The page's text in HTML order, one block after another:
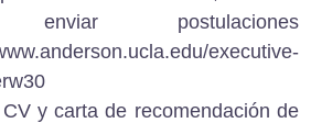
postulaciones
executive-
y carta de recomendación de